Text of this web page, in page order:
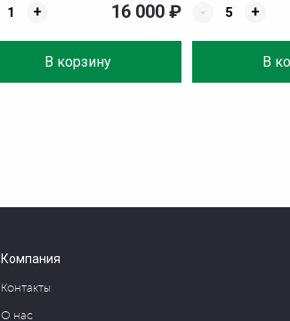
+
В корзину
16 000₽
-
+
В
Компания
Контакты
О нас